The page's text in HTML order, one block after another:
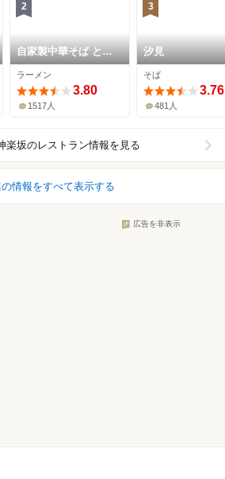
2
自家製中華そば とし
おか
ラーメン
3.80
1517人
3
汐見
そば
3.76
481人
楽坂のレストラン情報を見る
の情報をすべて表示する
広告を非表示